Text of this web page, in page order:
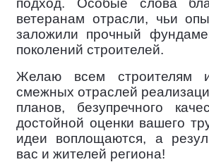
подход. Особые слова
ветеранам отрасли, чьи
заложили прочный
поколений строителей.
Желаю всем строителям
смежных отраслей
планов, безупречного
достойной оценки вашего
идеи воплощаются, а
вас и жителей региона!